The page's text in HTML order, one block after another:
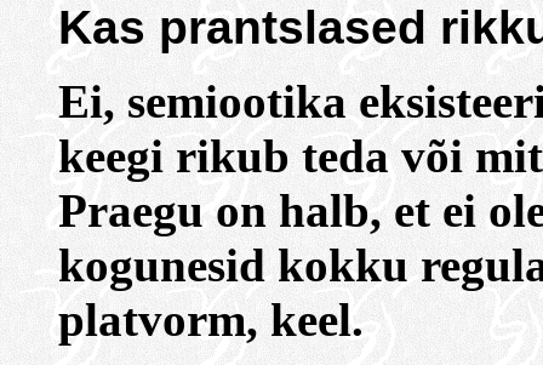
Kas prantslased
Ei, semiootika
keegi rikub teda või
Praegu on halb, et ei
kogunesid kokku
platvorm, keel.